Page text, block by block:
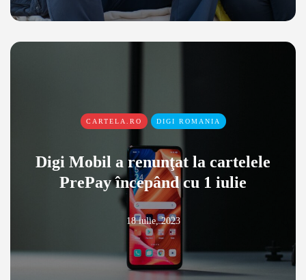
CARTELA.RO DIGI ROMANIA
Digi Mobil a renunţat la cartelele
PrePay începând cu 1 iulie
18 iulie, 2023